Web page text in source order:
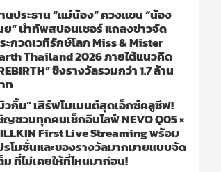
นประธาน “แม่น้อง” ควงแขน “น้อง
ย” นำทัพสปอนเซอร์ แถลงข่าวจัด
ะกวดเวทีรักษ์โลก Miss & Mister
Thailand 2026 ภายใต้แนวคิด
ชิงรางวัลรวมกว่า 1.7 ล้าน
ท
วกิ้น” เสิร์ฟโมเมนต์สุดเอ็กซ์คลูซีฟ!
ญชวนทุกคนเช็กอินไลฟ์ NEVO Q05 ×
First Live Streaming พร้อม
รโมชั่นและของรางวัลมากมายแบบจัด
ม ที่ไม่เคยให้ที่ไหนมาก่อน!